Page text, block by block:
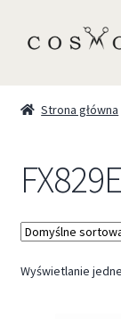
Trychologia
O Nas
Szkolenia
Strona główna
FX829E
Wyświetlanie